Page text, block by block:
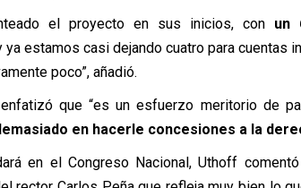
el proyecto en sus inicios, con un
ya estamos casi dejando cuatro para cuentas
poco”, añadió.
que “es un esfuerzo meritorio de
en hacerle concesiones a la
en el Congreso Nacional, Uthoff